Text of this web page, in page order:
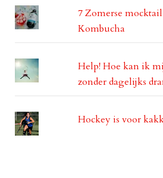
7 Zomerse
Kombucha
Help! Hoe kan ik
zonder dagelijks
Hockey is voor